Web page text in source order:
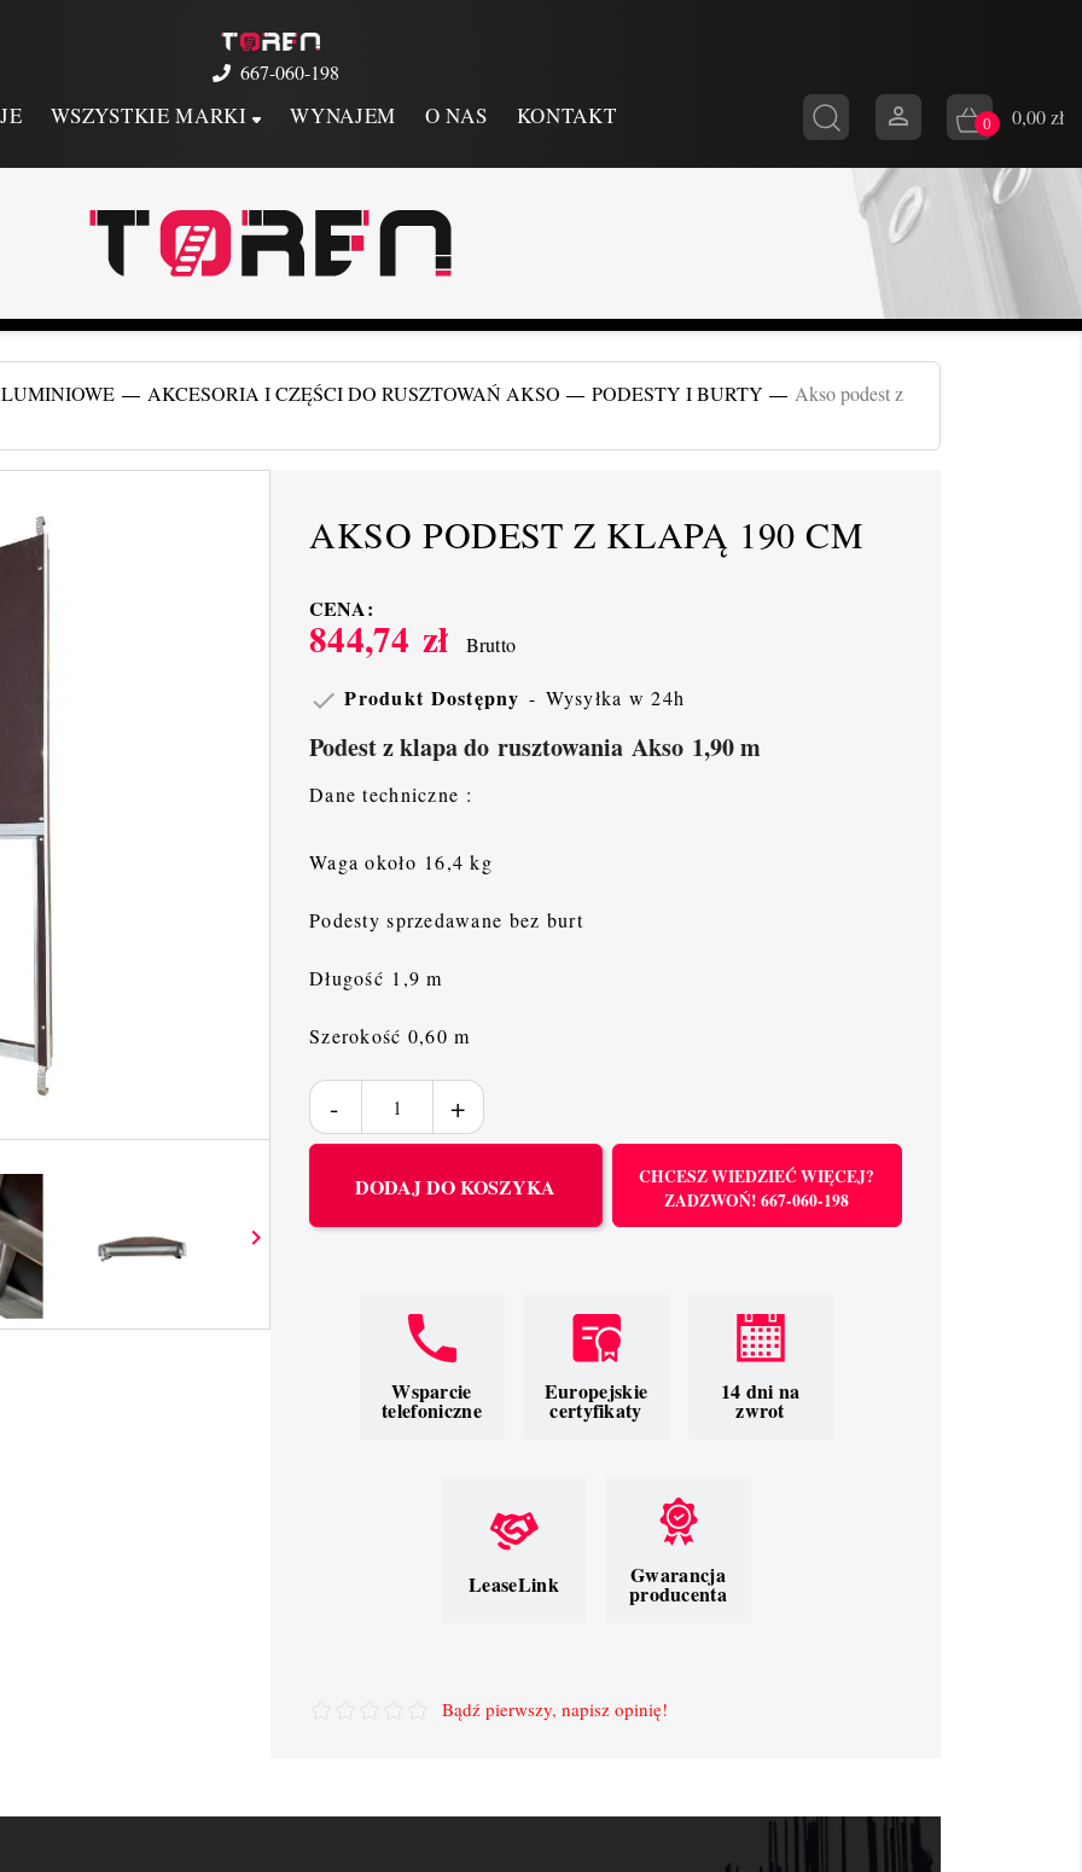
667-060-198
WSZYSTKIE MARKI WYNAJEM O NAS KONTAKT  0 0,00 zł
AKCESORIA I CZĘŚCI DO RUSZTOWAŃ AKSO PODESTY I BURTY Akso podest z

AKSO PODEST Z KLAPĄ 190 CM
CENA:
844,74 zł Brutto
 Produkt Dostępny Wysyłka w 24h
Podest z klapa do rusztowania Akso 1,90 m
Dane techniczne :
Waga około 16,4 kg
Podesty sprzedawane bez burt
Długość 1,9 m
Szerokość 0,60 m
DODAJ DO KOSZYKA
CHCESZ WIEDZIEĆ WIĘCEJ?
ZADZWOŃ! 667-060-198
Wsparcie
telefoniczne
Europejskie
certyfikaty
14 dni na
zwrot
LeaseLink Gwarancja
producenta
Bądź pierwszy, napisz opinię!